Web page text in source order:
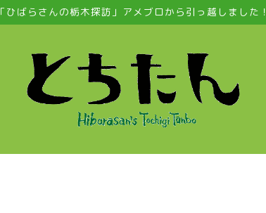
「ひばらさんの栃木探訪」アメブロから引っ越しました！